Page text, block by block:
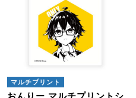
マルチプリント
おんりー マルチプリントシ